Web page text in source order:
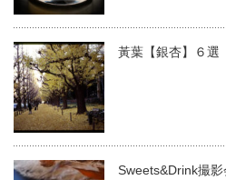
黃葉【銀杏】６選
Sweets&Drink撮